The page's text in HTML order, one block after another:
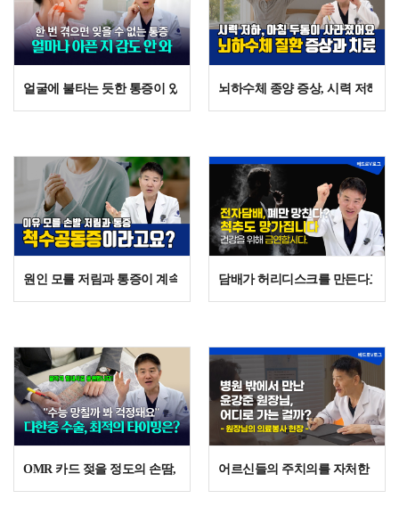
얼굴에 불타는 듯한 통증이 있는 분 주목! 삼차신경통의 치료법
뇌하수체 종양 증상, 시력 저하와
원인 모를 저림과 통증이 계속된다면? 척수공동증, MRI로 발견되는 희
담배가 허리디스크를 만든다고?
OMR 카드 젖을 정도의 손땀, 수능 전 다한증 수술 괜찮을까?
어르신들의 주치의를 자처한 윤